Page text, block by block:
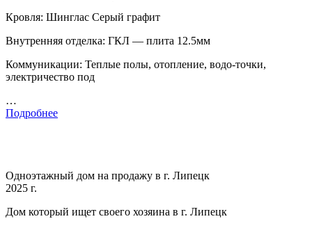
Кровля: Шинглас Серый графит
Внутренняя отделка: ГКЛ — плита 12.5мм
Коммуникации: Теплые полы, отопление, водо-точки,
электричество под
…
Подробнее
Одноэтажный дом на продажу в г. Липецк
2025 г.
Дом который ищет своего хозяина в г. Липецк